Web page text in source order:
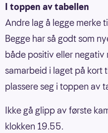
I toppen av tabellen
Andre lag å legge merke
Begge har så godt som
både positiv eller negativ
samarbeid i laget på kort
plassere seg i toppen av
Ikke gå glipp av første
klokken 19.55.